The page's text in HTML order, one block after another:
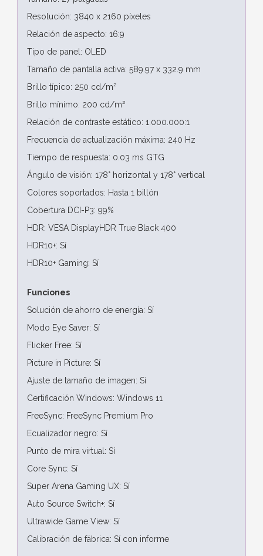
Resolución: 3840 x 2160 píxeles
Relación de aspecto: 16:9
Tipo de panel: OLED
Tamaño de pantalla activa: 589.97 x 332.9 mm
Brillo típico: 250 cd/m²
Brillo mínimo: 200 cd/m²
Relación de contraste estático: 1.000.000:1
Frecuencia de actualización máxima: 240 Hz
Tiempo de respuesta: 0.03 ms GTG
Ángulo de visión: 178° horizontal y 178° vertical
Colores soportados: Hasta 1 billón
Cobertura DCI-P3: 99%
HDR: VESA DisplayHDR True Black 400
HDR10+: Sí
HDR10+ Gaming: Sí
Funciones
Solución de ahorro de energía: Sí
Modo Eye Saver: Sí
Flicker Free: Sí
Picture in Picture: Sí
Ajuste de tamaño de imagen: Sí
Certificación Windows: Windows 11
FreeSync: FreeSync Premium Pro
Ecualizador negro: Sí
Punto de mira virtual: Sí
Core Sync: Sí
Super Arena Gaming UX: Sí
Auto Source Switch+: Sí
Ultrawide Game View: Sí
Calibración de fábrica: Sí con informe